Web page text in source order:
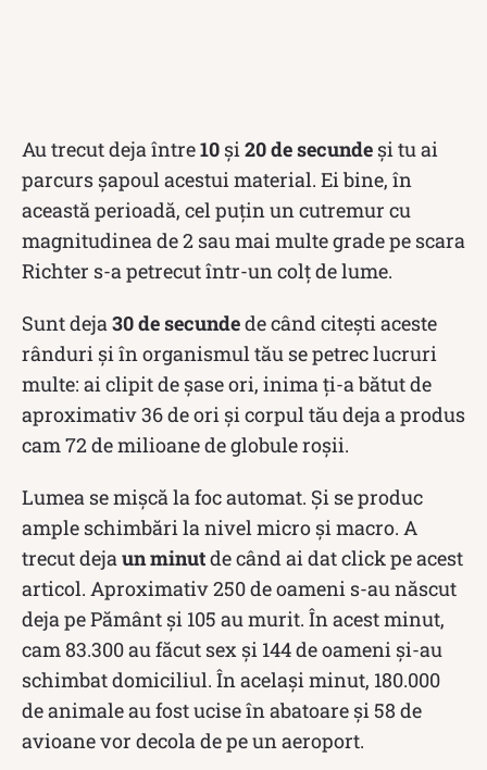
Au trecut deja între10 și20de secunde și tu ai
parcurs șapoul acestui material. Ei bine, în
această perioadă, cel puțin un cutremur cu
magnitudinea de 2 sau mai multe grade pe scara
Richter s-a petrecut într-un colț de lume.
Sunt deja30 de secundede când citești aceste
rânduri și în organismul tău se petrec lucruri
multe: ai clipit de șase ori, inima ți-a bătut de
aproximativ 36 de ori și corpul tău deja a produs
cam 72 de milioane de globule roșii.
Lumea se mișcă la foc automat. Și se produc
ample schimbări la nivel micro și macro. A
trecut dejaun minutde când ai dat click pe acest
articol. Aproximativ 250 de oameni s-au născut
deja pe Pământ și 105 au murit. În acest minut,
cam 83.300 au făcut sex și 144 de oameni și-au
schimbat domiciliul. În același minut, 180.000
de animale au fost ucise în abatoare și 58 de
avioane vor decola de pe un aeroport.